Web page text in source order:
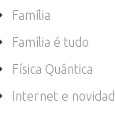
Família
Família é tudo
Física Quântica
Internet e